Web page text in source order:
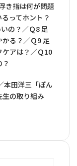
き指は何が問題
ってホント？
の？／Ｑ8 足
る？／Ｑ9 足
ケアは？／Ｑ10
本田洋三「ぽん
生の取り組み